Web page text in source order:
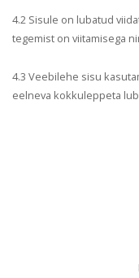
4.2 Sisule on lubatud
tegemist on viitamisega
4.3 Veebilehe sisu
eelneva kokkuleppeta